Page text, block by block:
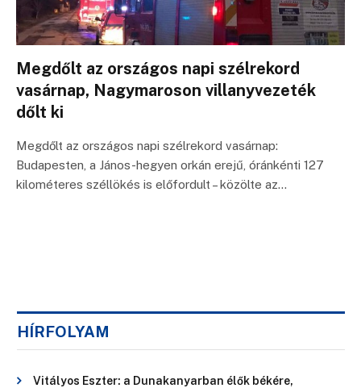
Megdőlt az országos napi szélrekord
vasárnap, Nagymaroson villanyvezeték
dőlt ki
Megdőlt az országos napi szélrekord vasárnap:
Budapesten, a János-hegyen orkán erejű, óránkénti 127
kilométeres széllökés is előfordult – közölte az…
HÍRFOLYAM
Vitályos Eszter: a Dunakanyarban élők békére,